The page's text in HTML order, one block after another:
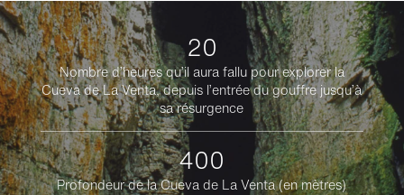
20
Nombre d’heures qu’il aura fallu pour explorer la
Cueva de La Venta, depuis l’entrée du gouffre jusqu’à
sa résurgence
400
Profondeur de la Cueva de La Venta (en mètres)